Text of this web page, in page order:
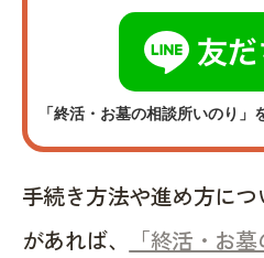
「終活・お墓の相談所いのり」
手続き方法や進め方に
があれば、
「終活・お